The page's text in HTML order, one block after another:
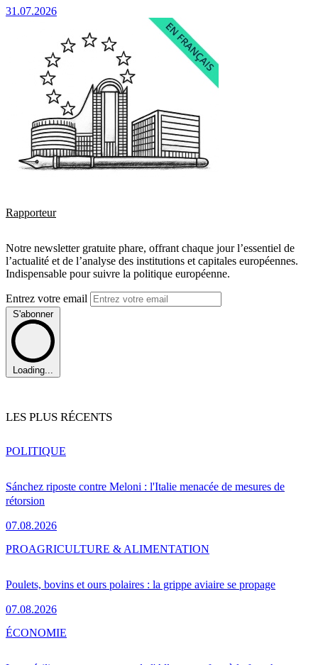
31.07.2026
Rapporteur
Notre newsletter gratuite phare, offrant chaque jour l’essentiel de
l’actualité et de l’analyse des institutions et capitales européennes.
Indispensable pour suivre la politique européenne.
Entrez votre email
S'abonner
Loading...
LES PLUS RÉCENTS
Sánchez riposte contre Meloni : l'Italie menacée de mesures de
rétorsion
07.08.2026
POLITIQUE
Poulets, bovins et ours polaires : la grippe aviaire se propage
07.08.2026
PROAGRICULTURE & ALIMENTATION
ÉCONOMIE